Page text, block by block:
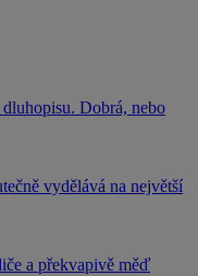
Dobrá, nebo
vydělává na největší
a překvapivě měď